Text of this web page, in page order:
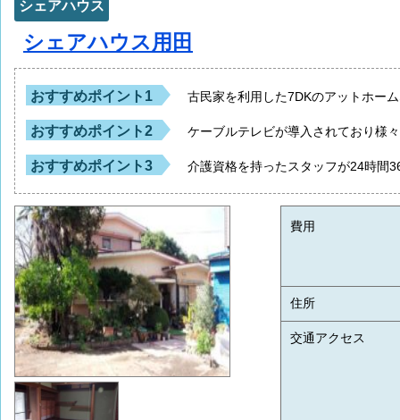
シェアハウス
シェアハウス用田
おすすめポイント1 古民家を利用した7DKのアットホー
おすすめポイント2 ケーブルテレビが導入されており様
おすすめポイント3 介護資格を持ったスタッフが24時間
費用
住所
交通アクセス